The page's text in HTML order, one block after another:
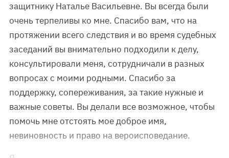
защитнику Наталье Васильевне. Вы всегда были
очень терпеливы ко мне. Спасибо вам, что на
протяжении всего следствия и во время судебных
заседаний вы внимательно подходили к делу,
консультировали меня, сотрудничали в разных
вопросах с моими родными. Спасибо за
поддержку, сопереживания, за такие нужные и
важные советы. Вы делали все возможное, чтобы
помочь мне отстоять мое доброе имя,
невиновность и право на вероисповедание.